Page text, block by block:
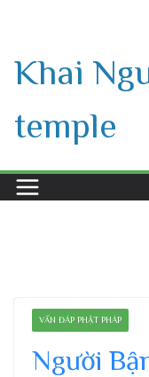
content
Khai
temple
VẤN ĐÁP PHẬT PHÁP
Người